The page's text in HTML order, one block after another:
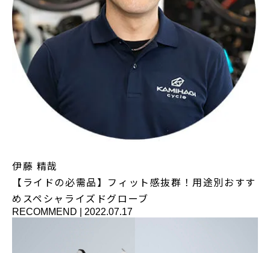
伊藤 精哉
【ライドの必需品】フィット感抜群！用途別おすす
めスペシャライズドグローブ
RECOMMEND 2022.07.17